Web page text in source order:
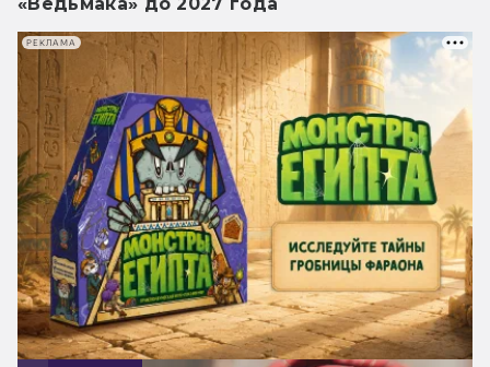
«Ведьмака» до 2027 года
РЕКЛАМА